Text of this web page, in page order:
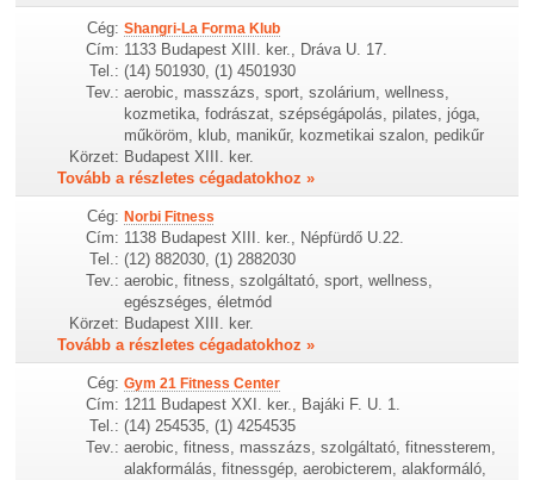
Cég: Shangri-La Forma Klub
Cím: 1133 Budapest XIII. ker., Dráva U. 17.
Tel.: (14) 501930, (1) 4501930
Tev.: aerobic, masszázs, sport, szolárium, wellness,
kozmetika, fodrászat, szépségápolás, pilates, jóga,
műköröm, klub, manikűr, kozmetikai szalon, pedikűr
Körzet: Budapest XIII. ker.
Tovább a részletes cégadatokhoz »
Cég: Norbi Fitness
Cím: 1138 Budapest XIII. ker., Népfürdő U.22.
Tel.: (12) 882030, (1) 2882030
Tev.: aerobic, fitness, szolgáltató, sport, wellness,
egészséges, életmód
Körzet: Budapest XIII. ker.
Tovább a részletes cégadatokhoz »
Cég: Gym 21 Fitness Center
Cím: 1211 Budapest XXI. ker., Bajáki F. U. 1.
Tel.: (14) 254535, (1) 4254535
Tev.: aerobic, fitness, masszázs, szolgáltató, fitnessterem,
alakformálás, fitnessgép, aerobicterem, alakformáló,